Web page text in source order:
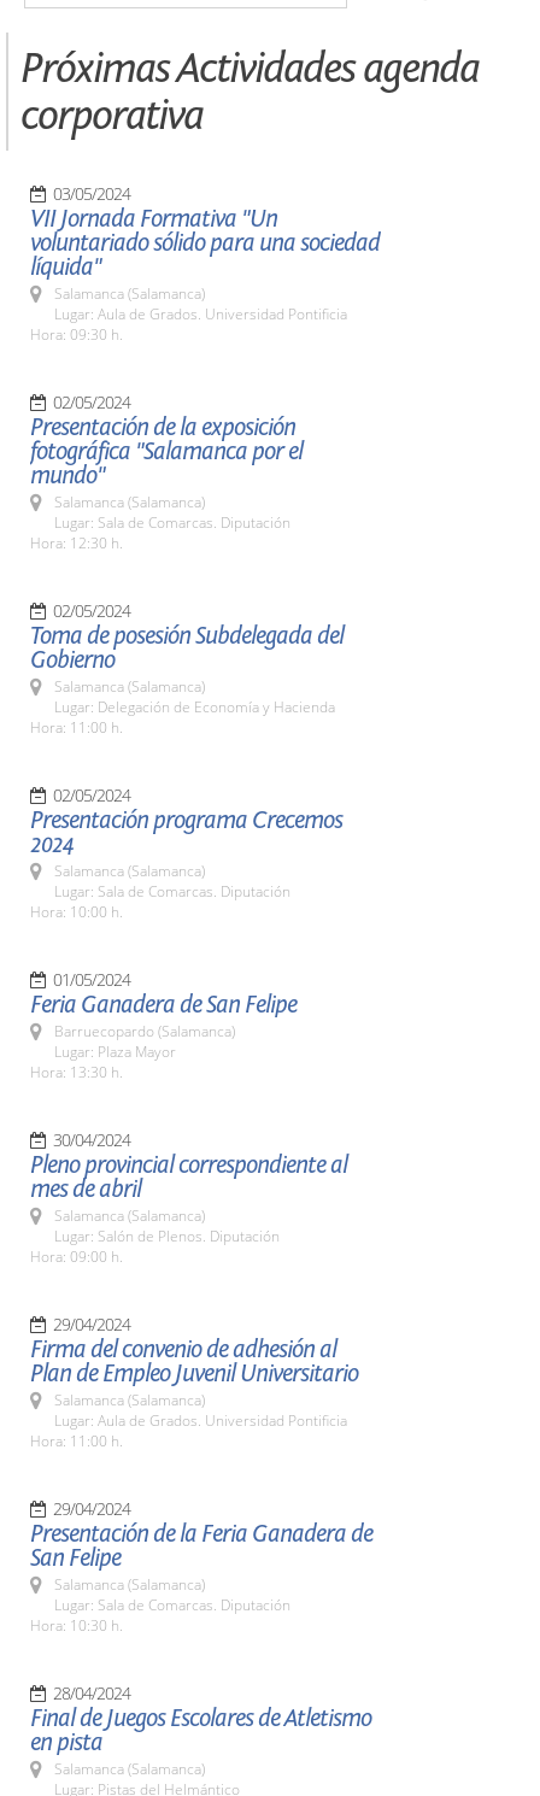
Próximas Actividades agenda
corporativa
03/05/2024
VII Jornada Formativa "Un
voluntariado sólido para una sociedad
líquida"
Salamanca (Salamanca)
Lugar: Aula de Grados. Universidad Pontificia
Hora: 09:30 h.
02/05/2024
Presentación de la exposición
fotográfica "Salamanca por el
mundo"
Salamanca (Salamanca)
Lugar: Sala de Comarcas. Diputación
Hora: 12:30 h.
02/05/2024
Toma de posesión Subdelegada del
Gobierno
Salamanca (Salamanca)
Lugar: Delegación de Economía y Hacienda
Hora: 11:00 h.
02/05/2024
Presentación programa Crecemos
2024
Salamanca (Salamanca)
Lugar: Sala de Comarcas. Diputación
Hora: 10:00 h.
01/05/2024
Feria Ganadera de San Felipe
Barruecopardo (Salamanca)
Lugar: Plaza Mayor
Hora: 13:30 h.
30/04/2024
Pleno provincial correspondiente al
mes de abril
Salamanca (Salamanca)
Lugar: Salón de Plenos. Diputación
Hora: 09:00 h.
29/04/2024
Firma del convenio de adhesión al
Plan de Empleo Juvenil Universitario
Salamanca (Salamanca)
Lugar: Aula de Grados. Universidad Pontificia
Hora: 11:00 h.
29/04/2024
Presentación de la Feria Ganadera de
San Felipe
Salamanca (Salamanca)
Lugar: Sala de Comarcas. Diputación
Hora: 10:30 h.
28/04/2024
Final de Juegos Escolares de Atletismo
en pista
Salamanca (Salamanca)
Lugar: Pistas del Helmántico